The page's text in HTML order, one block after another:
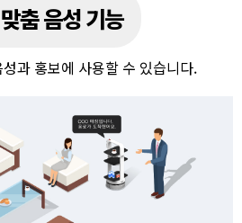
춤 음성 기능
과 홍보에 사용할 수 있습니다.